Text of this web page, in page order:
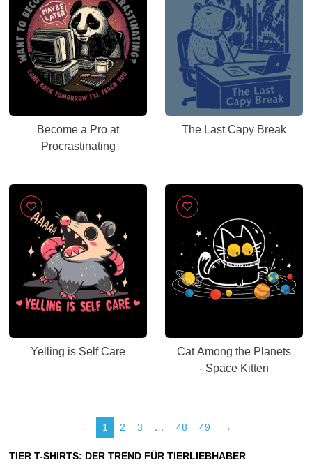
Become a Pro at
Procrastinating
The Last Capy Break
Yelling is Self Care
Cat Among the Planets
- Space Kitten
← 1 2 3 … 48 49 →
TIER T-SHIRTS: DER TREND FÜR TIERLIEBHABER